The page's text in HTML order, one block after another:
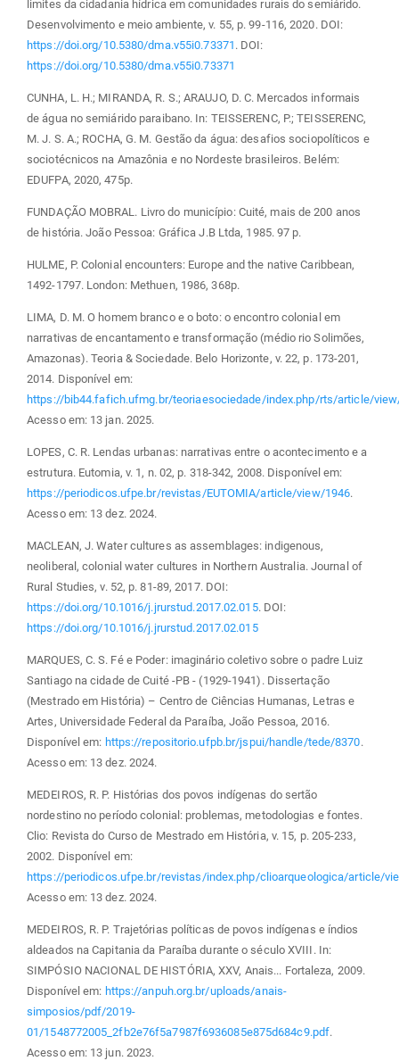
limites da cidadania hídrica em comunidades rurais do semiárido.
Desenvolvimento e meio ambiente, v. 55, p. 99-116, 2020. DOI:
https://doi.org/10.5380/dma.v55i0.73371 . DOI:
https://doi.org/10.5380/dma.v55i0.73371
CUNHA, L. H.; MIRANDA, R. S.; ARAUJO, D. C. Mercados informais
de água no semiárido paraibano. In: TEISSERENC, P.; TEISSERENC,
M. J. S. A.; ROCHA, G. M. Gestão da água: desafios sociopolíticos e
sociotécnicos na Amazônia e no Nordeste brasileiros. Belém:
EDUFPA, 2020, 475p.
FUNDAÇÃO MOBRAL. Livro do município: Cuité, mais de 200 anos
de história. João Pessoa: Gráfica J.B Ltda, 1985. 97 p.
HULME, P. Colonial encounters: Europe and the native Caribbean,
1492-1797. London: Methuen, 1986, 368p.
LIMA, D. M. O homem branco e o boto: o encontro colonial em
narrativas de encantamento e transformação (médio rio Solimões,
Amazonas). Teoria & Sociedade. Belo Horizonte, v. 22, p. 173-201,
2014. Disponível em:
https://bib44.fafich.ufmg.br/teoriaesociedade/index.php/rts/article/
Acesso em: 13 jan. 2025.
LOPES, C. R. Lendas urbanas: narrativas entre o acontecimento e a
estrutura. Eutomia, v. 1, n. 02, p. 318-342, 2008. Disponível em:
https://periodicos.ufpe.br/revistas/EUTOMIA/article/view/1946.
Acesso em: 13 dez. 2024.
MACLEAN, J. Water cultures as assemblages: indigenous,
neoliberal, colonial water cultures in Northern Australia. Journal of
Rural Studies, v. 52, p. 81-89, 2017. DOI:
https://doi.org/10.1016/j.jrurstud.2017.02.015. DOI:
https://doi.org/10.1016/j.jrurstud.2017.02.015
MARQUES, C. S. Fé e Poder: imaginário coletivo sobre o padre Luiz
Santiago na cidade de Cuité -PB - (1929-1941). Dissertação
(Mestrado em História) – Centro de Ciências Humanas, Letras e
Artes, Universidade Federal da Paraíba, João Pessoa, 2016.
Disponível em: https://repositorio.ufpb.br/jspui/handle/tede/8370.
Acesso em: 13 dez. 2024.
MEDEIROS, R. P. Histórias dos povos indígenas do sertão
nordestino no período colonial: problemas, metodologias e fontes.
Clio: Revista do Curso de Mestrado em História, v. 15, p. 205-233,
2002. Disponível em:
https://periodicos.ufpe.br/revistas/index.php/clioarqueologica/article/
Acesso em: 13 dez. 2024.
MEDEIROS, R. P. Trajetórias políticas de povos indígenas e índios
aldeados na Capitania da Paraíba durante o século XVIII. In:
SIMPÓSIO NACIONAL DE HISTÓRIA, XXV, Anais... Fortaleza, 2009.
Disponível em: https://anpuh.org.br/uploads/anais-
simposios/pdf/2019-
01/1548772005_2fb2e76f5a7987f6936085e875d684c9.pdf.
Acesso em: 13 jun. 2023.